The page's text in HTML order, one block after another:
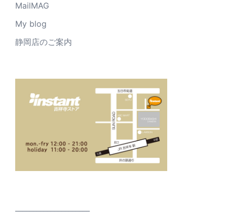
MailMAG
My blog
静岡店のご案内